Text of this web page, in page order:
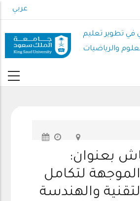
to
content
عربي
في تطوير تعليم
والرياضيات
بعنوان:
لتكامل
والهندسة